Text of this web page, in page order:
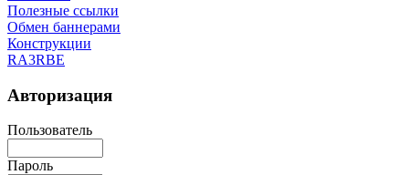
Полезные ссылки
Обмен баннерами
Конструкции
RA3RBE
Авторизация
Пользователь
Пароль